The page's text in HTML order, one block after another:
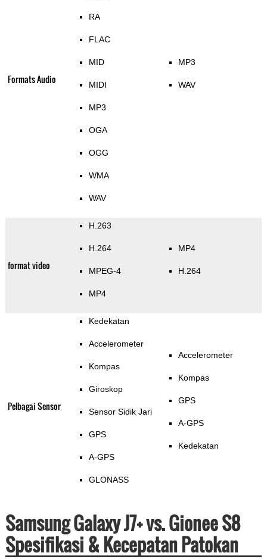
Formats Audio
RA
FLAC
MID
MIDI
MP3
OGA
OGG
WMA
WAV
MP3
WAV
format video
H.263
H.264
MPEG-4
MP4
MP4
H.264
Pelbagai Sensor
Kedekatan
Accelerometer
Kompas
Giroskop
Sensor Sidik Jari
GPS
A-GPS
GLONASS
Accelerometer
Kompas
GPS
A-GPS
Kedekatan
Samsung Galaxy J7+ vs. Gionee S8
Spesifikasi & Kecepatan Patokan